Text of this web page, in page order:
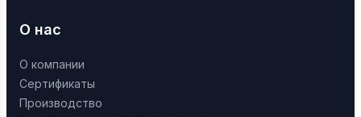
О нас
О компании
Сертификаты
Производство